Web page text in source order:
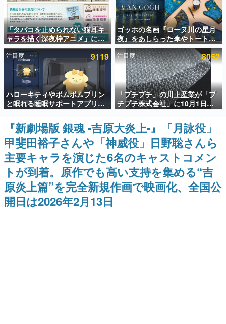
ゲームの企画書
名作ゲームクリエイターの方々に製作時のエピソードをお
聞きし、ヒットする企画（ゲーム）とは何か？を探ってい
きます。
赫本
この物語を解いてはいけない。『赫本』は、〈試験問題〉
の形をした短編ホラー小説集です。
新世代に訊く
これからのデジタルゲーム市場を担う若きクリエイター達
の姿を追い、彼らのルーツと情熱を探っていきます。
ゲーム世代の作家たち
ゲームに多大な影響を受けた作家さんに取材し、ゲームが
日本のコンテンツ産業やカルチャーに与えた影響を探る企
画です。
日本モバイルゲーム産業史
日本のモバイルゲーム史における主要なトピック・タイト
ルを網羅するほか、開発者へのインタビューや識者による
解説を掲載。約20年の歴史が一望できる決定版！
「タバコを止められない猫耳キ
ャラを描く深夜枠アニメ」に視
聴者の一部から批判意見。違法
薬物の使用と思しき描写も含め
て、BPOが議論を交わす
ゴッホの名画『ローヌ川の星月
夜』をあしらった傘やトートバ
ッグなどが登場。8月7日21時よ
り2日間限定で予約販売
注目度 9119
ハローキティやポムポムプリン
と眠れる睡眠サポートアプリ
『ゆめたび』が配信中。キャラ
ごとのASMRや目覚ましアラー
ムも搭載
注目度 8052
「プチプチ」の川上産業が「プ
チプチ株式会社」に10月1日よ
り社名変更へ。創業58年で初め
ての変更で、“プチッ”と鳴るお
なじみの緩衝材が会社の名前に
『新劇場版 銀魂 -吉原大炎上-』「月詠役」
甲斐田裕子さんや「神威役」日野聡さんら
主要キャラを演じた6名のキャストコメン
トが到着。原作でも高い支持を集める“吉
原炎上篇”を完全新規作画で映画化、全国公
開日は2026年2月13日